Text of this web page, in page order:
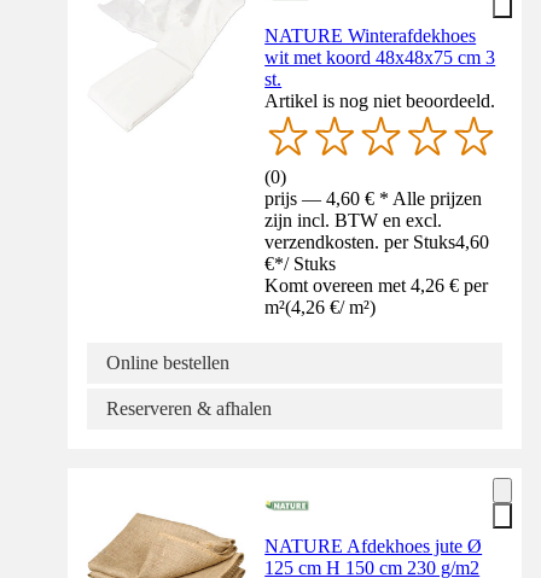
NATURE Winterafdekhoes
wit met koord 48x48x75 cm 3
st.
Artikel is nog niet beoordeeld.
(0)
prijs — 4,60 € * Alle prijzen
zijn incl. BTW en excl.
verzendkosten. per Stuks4,60
€*/ Stuks
Komt overeen met 4,26 € per
m²(4,26 €/ m²)
Online bestellen
Reserveren & afhalen
NATURE Afdekhoes jute Ø
125 cm H 150 cm 230 g/m2